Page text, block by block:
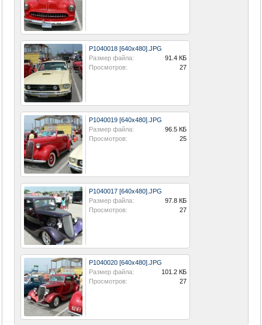
P1040018 [640x480].JPG
Размер файла:
91.4 КБ
Просмотров:
27
P1040019 [640x480].JPG
Размер файла:
96.5 КБ
Просмотров:
25
P1040017 [640x480].JPG
Размер файла:
97.8 КБ
Просмотров:
27
P1040020 [640x480].JPG
Размер файла:
101.2 КБ
Просмотров:
27